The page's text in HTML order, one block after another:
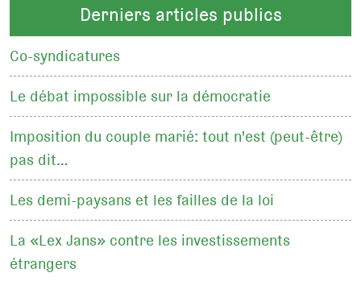
Derniers articles publics
Co-syndicatures
Le débat impossible sur la démocratie
Imposition du couple marié: tout n'est (peut-être)
pas dit…
Les demi-paysans et les failles de la loi
La «Lex Jans» contre les investissements
étrangers